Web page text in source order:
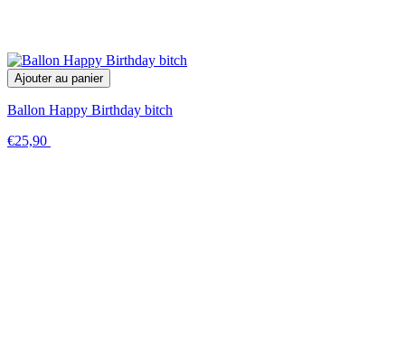
Ajouter au panier
Ballon Happy Birthday bitch
€25,90